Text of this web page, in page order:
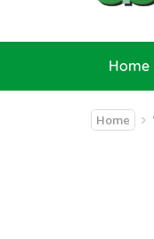
Home
Home